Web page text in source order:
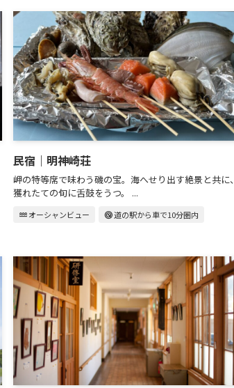
民宿｜明神崎荘
岬の特等席で味わう磯の宝。海へせり出す絶景と共に、
獲れたての旬に舌鼓をうつ。 ...
waterオーシャンビュー radar道の駅から車で10分圏内